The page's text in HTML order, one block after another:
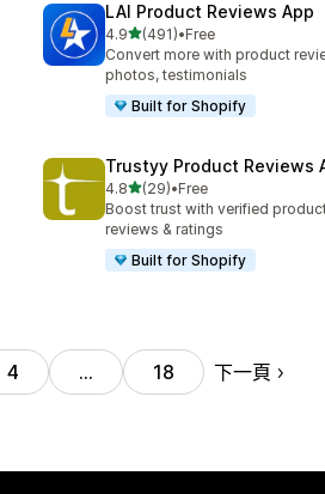
LAI Product Reviews App
4.9滿分 5 顆星
(491)
共有 491 則評價
•Free
Convert more with product
photos, testimonials
Built for Shopify
Trustyy Product Reviews
4.8滿分 5 顆星
(29)
共有 29 則評價
•Free
Boost trust with verified
reviews & ratings
Built for Shopify
4 … 18 下一頁